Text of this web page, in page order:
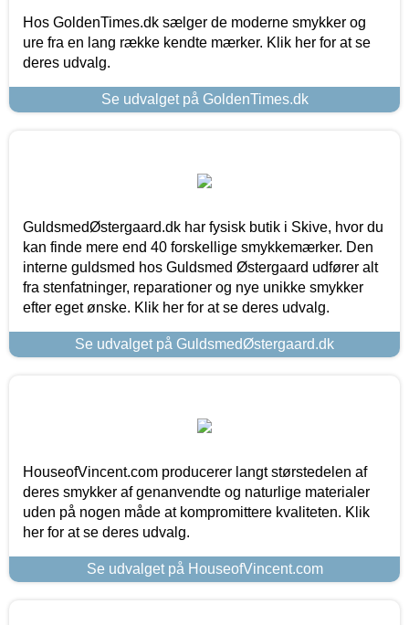
Hos GoldenTimes.dk sælger de moderne smykker og
ure fra en lang række kendte mærker. Klik her for at se
deres udvalg.
Se udvalget på GoldenTimes.dk
GuldsmedØstergaard.dk har fysisk butik i Skive, hvor du
kan finde mere end 40 forskellige smykkemærker. Den
interne guldsmed hos Guldsmed Østergaard udfører alt
fra stenfatninger, reparationer og nye unikke smykker
efter eget ønske. Klik her for at se deres udvalg.
Se udvalget på GuldsmedØstergaard.dk
HouseofVincent.com producerer langt størstedelen af
deres smykker af genanvendte og naturlige materialer
uden på nogen måde at kompromittere kvaliteten. Klik
her for at se deres udvalg.
Se udvalget på HouseofVincent.com